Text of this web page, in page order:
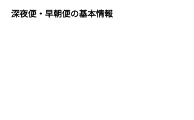
深夜便・早朝便の基本情報